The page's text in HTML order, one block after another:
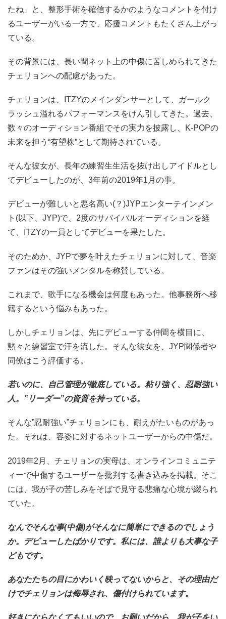
たね」と、整形手術を確信するかのようなコメントを付け
るユーザーがいる一方で、応援コメントもたくさん上がっ
ている。
その背景には、長い間ネット上の中傷に苦しめられてきた
チェリョンへの配慮があった。
チェリョンは、ITZYのメインダンサーとして、ガールク
ラッシュ溢れるパフォーマンスをけん引してきた。過去、
数々のオーディション番組でその実力を披露し、K-POPの
未来を担う“有望株”として期待されている。
そんな彼女が、長年の練習生生活を抜け出しアイドルとし
てデビューしたのが、3年前の2019年1月の事。
デビューが難しいと悪名高い(？)JYPエンターテインメン
ト(以下、JYP)で、2度のサバイバルオーディションを経
て、ITZYの一員としてデビューを果たした。
そのためか、JYPで夢を叶えたチェリョンに対して、音楽
ファンはその強いメンタルを称賛している。
これまで、歌手になる機会は何度もあった。他事務所へ移
籍するという悩みもあった。
しかしチェリョンは、先にデビューする仲間を横目に、
黙々と練習室で汗を流した。そんな彼女を、JYP関係者や
同僚はこう評価する。
若いのに、自己管理が徹底している。粘り強く、忍耐強い
人。”リーダー”の資質を持っている。
そんな”忍耐強い”チェリョンにも、耐えがたいものがあっ
た。それは、容姿に対するネットユーザーからの中傷だ。
2019年2月、チェリョンの実母は、オンラインコミュニテ
ィーで中傷するユーザーを批判する書き込みを掲載。そこ
には、我が子の苦しみをそばで見守る悲痛な心境が綴られ
ていた。
なんでそんな事(中傷)がそんなに簡単にできるのでしょう
か。デビューしたばかりです。私には、誰よりも大事な子
どもです。
あなたたちの目にかわいく映ってないからと、その理由だ
けでチェリョンは侮辱され、傷付けられています。